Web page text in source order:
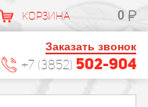
КОРЗИНА 0
Заказать звонок
+7 (3852) 502-904